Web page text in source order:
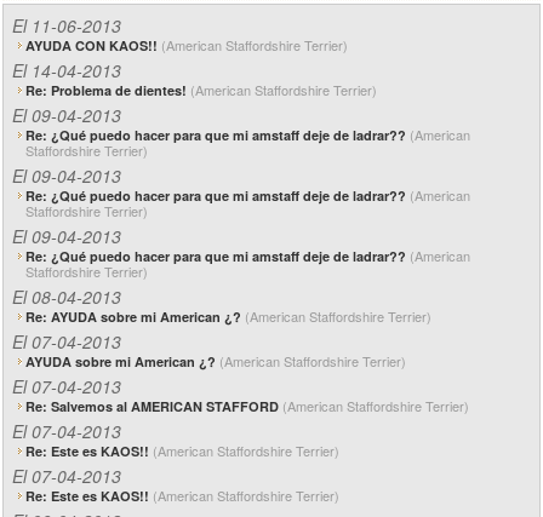
El 11-06-2013
AYUDA CON KAOS!! (American Staffordshire Terrier)
El 14-04-2013
Re: Problema de dientes! (American Staffordshire Terrier)
El 09-04-2013
Re: ¿Qué puedo hacer para que mi amstaff deje de ladrar?? (American
Staffordshire Terrier)
El 09-04-2013
Re: ¿Qué puedo hacer para que mi amstaff deje de ladrar?? (American
Staffordshire Terrier)
El 09-04-2013
Re: ¿Qué puedo hacer para que mi amstaff deje de ladrar?? (American
Staffordshire Terrier)
El 08-04-2013
Re: AYUDA sobre mi American ¿? (American Staffordshire Terrier)
El 07-04-2013
AYUDA sobre mi American ¿? (American Staffordshire Terrier)
El 07-04-2013
Re: Salvemos al AMERICAN STAFFORD (American Staffordshire Terrier)
El 07-04-2013
Re: Este es KAOS!! (American Staffordshire Terrier)
El 07-04-2013
Re: Este es KAOS!! (American Staffordshire Terrier)